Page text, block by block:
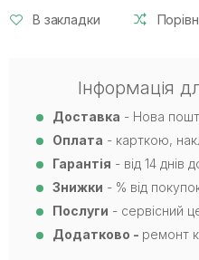
В закладки
Інформація
Доставка - Нова
Оплата - карткою,
Гарантія - від 14 днів
Знижки - % від
Послуги - сервісний
Додатково - ремонт